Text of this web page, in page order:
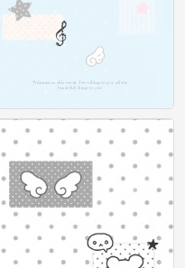
可爱插画壁纸 图源：等等小王
0